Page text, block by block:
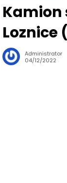
Loznice
Administrator
04/12/2022